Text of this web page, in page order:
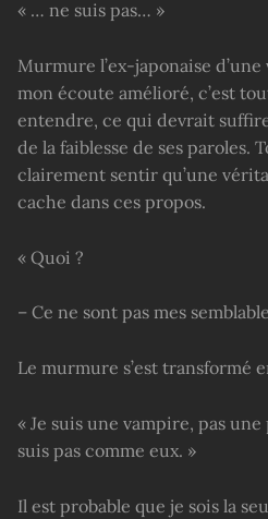
« … ne suis pas… »
Murmure l’ex-japonaise
mon écoute amélioré, c’est
entendre, ce qui devrait
de la faiblesse de ses paroles.
clairement sentir qu’une
cache dans ces propos.
« Quoi ?
– Ce ne sont pas mes
Le murmure s’est transformé
« Je suis une vampire, pas
suis pas comme eux. »
Il est probable que je sois la